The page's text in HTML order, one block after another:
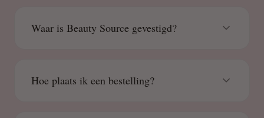
Waar is Beauty Source gevestigd?
Hoe plaats ik een bestelling?